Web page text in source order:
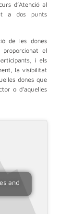
d’Atenció al
a dos punts
de les dones
el
i els
la visibilitat
dones que
o d’aquelles
and